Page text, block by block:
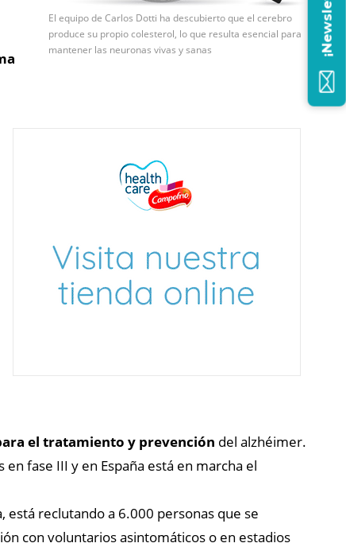
El equipo de Carlos Dotti ha descubierto que el cerebro
produce su propio colesterol, lo que resulta esencial para
mantener las neuronas vivas y sanas
el tratamiento y prevención del alzhéimer.
fase III y en España está en marcha el
reclutando a 6.000 personas que se
con voluntarios asintomáticos o en estadios